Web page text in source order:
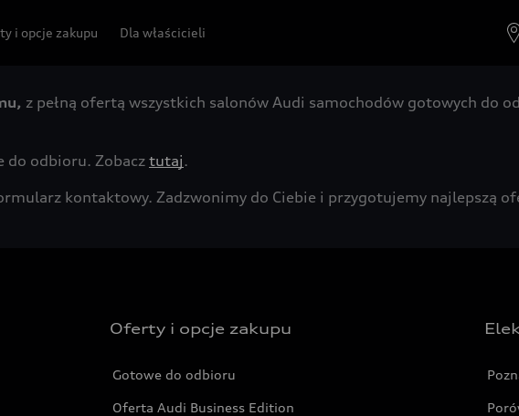
i opcje zakupu Dla właścicieli
z pełną ofertą wszystkich salonów Audi samochodów gotowych do
do odbioru. Zobacz tutaj.
kontaktowy. Zadzwonimy do Ciebie i przygotujemy najlepszą
Oferty i opcje zakupu
Gotowe do odbioru
Oferta Audi Business Edition